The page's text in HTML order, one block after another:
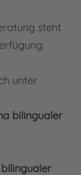
steht
unter
bilingualer